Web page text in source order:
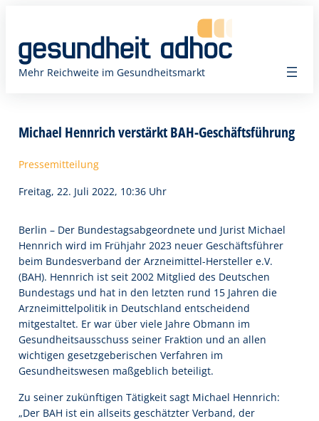
springen
Mehr Reichweite im Gesundheitsmarkt
Michael Hennrich verstärkt BAH-Geschäftsführung
Pressemitteilung
Freitag, 22. Juli 2022, 10:36 Uhr
Berlin – Der Bundestagsabgeordnete und Jurist Michael
Hennrich wird im Frühjahr 2023 neuer Geschäftsführer
beim Bundesverband der Arzneimittel-Hersteller e.V.
(BAH). Hennrich ist seit 2002 Mitglied des Deutschen
Bundestags und hat in den letzten rund 15 Jahren die
Arzneimittelpolitik in Deutschland entscheidend
mitgestaltet. Er war über viele Jahre Obmann im
Gesundheitsausschuss seiner Fraktion und an allen
wichtigen gesetzgeberischen Verfahren im
Gesundheitswesen maßgeblich beteiligt.
Zu seiner zukünftigen Tätigkeit sagt Michael Hennrich:
„Der BAH ist ein allseits geschätzter Verband, der